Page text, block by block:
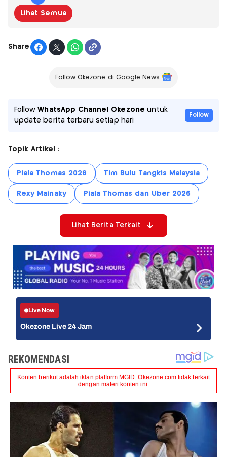
Lihat Semua
Share
Follow Okezone di Google News
FollowWhatsApp Channel Okezone untuk
update berita terbaru setiap hari
Follow
Topik Artikel :
Piala Thomas 2026 Tim Bulu Tangkis Malaysia
Rexy Mainaky Piala Thomas dan Uber 2026
Lihat Berita Terkait
Live Now
Okezone Live 24 Jam